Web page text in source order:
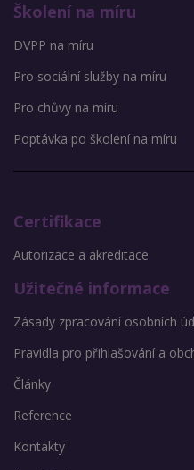
Školení na míru
DVPP na míru
Pro sociální služby na míru
Pro chůvy na míru
Poptávka po školení na míru
Certifikace
Autorizace a akreditace
Užitečné informace
Zásady zpracování osobních
Pravidla pro přihlašování a
Články
Reference
Kontakty